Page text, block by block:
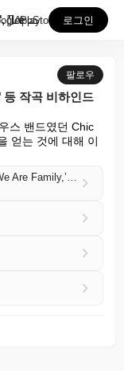
나일 로저스, 'We Are Family', 'Le F...
AppStore 로그인
팔로우
작곡 비하인드
스 밴드였던 Chic
얻는 것에 대해 이
Nile Rodgers Explains How He Wrote ‘We Are Family,’ ‘Le Freak’ and More